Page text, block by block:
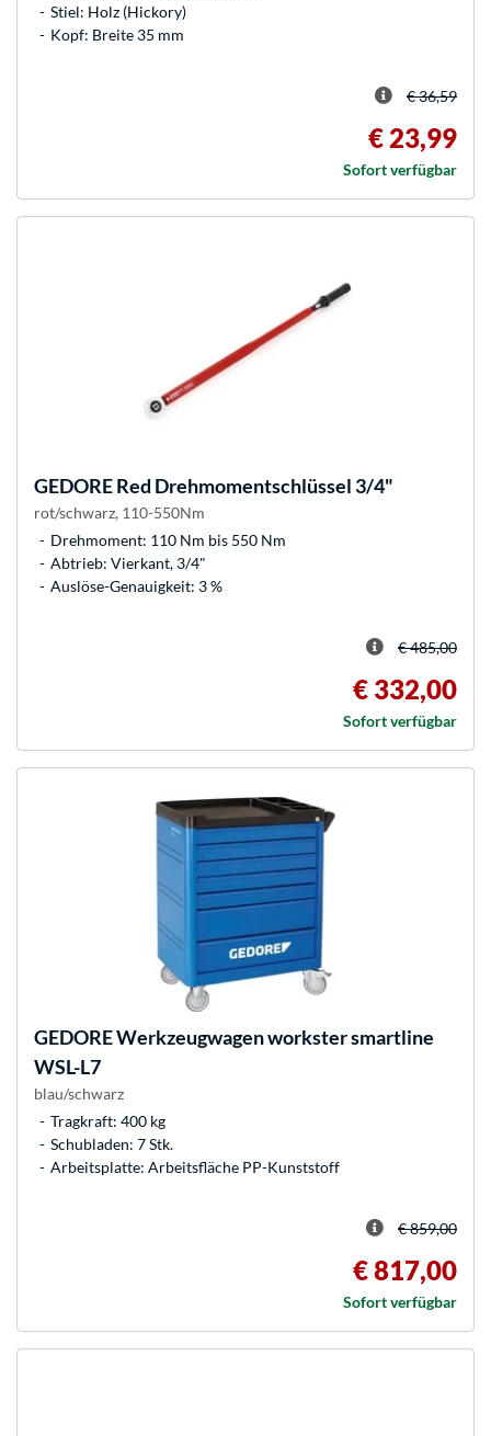
Stiel: Holz (Hickory)
Kopf: Breite 35 mm
€ 36,59
€ 23,99
Sofort verfügbar
GEDORERed Drehmomentschlüssel 3/4"
rot/schwarz, 110-550Nm
Drehmoment: 110 Nm bis 550 Nm
Abtrieb: Vierkant, 3/4"
Auslöse-Genauigkeit: 3 %
€ 485,00
€ 332,00
Sofort verfügbar
GEDOREWerkzeugwagen workster smartline
WSL-L7
blau/schwarz
Tragkraft: 400 kg
Schubladen: 7 Stk.
Arbeitsplatte: Arbeitsfläche PP-Kunststoff
€ 859,00
€ 817,00
Sofort verfügbar